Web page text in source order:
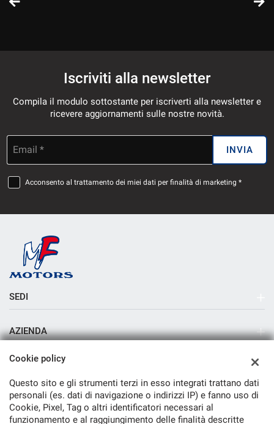
Iscriviti alla newsletter
Compila il modulo sottostante per iscriverti alla newsletter e
ricevere aggiornamenti sulle nostre novità.
Email * INVIA
Acconsento al trattamento dei miei dati per finalità di marketing *
SEDI
AZIENDA
Azienda
Contatti
Cookie policy
Questo sito e gli strumenti terzi in esso integrati trattano dati
personali (es. dati di navigazione o indirizzi IP) e fanno uso di
Cookie, Pixel, Tag o altri identificatori necessari al
funzionamento e al raggiungimento delle finalità descritte